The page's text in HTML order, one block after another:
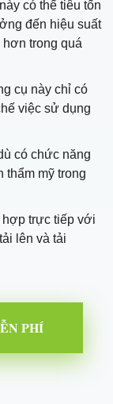
có thể tiêu tốn
đến hiệu suất
hơn trong quá
cụ này chỉ có
việc sử dụng
có chức năng
thẩm mỹ trong
hợp trực tiếp với
lên và tải
PHÍ